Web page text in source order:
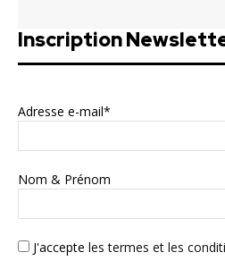
Inscription
Adresse e-mail*
Nom & Prénom
J'accepte les termes et les